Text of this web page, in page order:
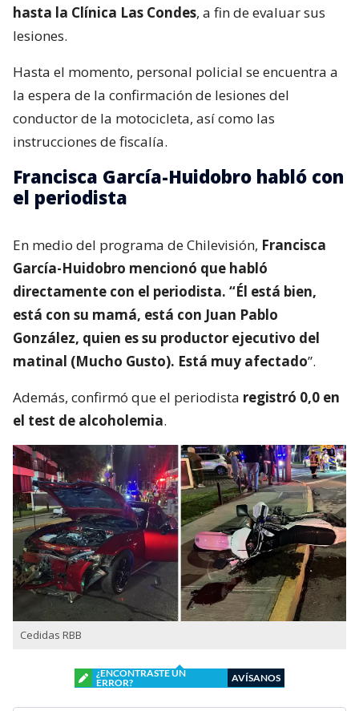
hasta la Clínica Las Condes, a fin de evaluar sus
lesiones.
Hasta el momento, personal policial se encuentra a
la espera de la confirmación de lesiones del
conductor de la motocicleta, así como las
instrucciones de fiscalía.
Francisca García-Huidobro habló con
el periodista
En medio del programa de Chilevisión, Francisca
García-Huidobro mencionó que habló
directamente con el periodista. “Él está bien,
está con su mamá, está con Juan Pablo
González, quien es su productor ejecutivo del
matinal (Mucho Gusto). Está muy afectado”.
Además, confirmó que el periodista registró 0,0 en
el test de alcoholemia.
Cedidas RBB
¿ENCONTRASTE UN
ERROR?
AVÍSANOS